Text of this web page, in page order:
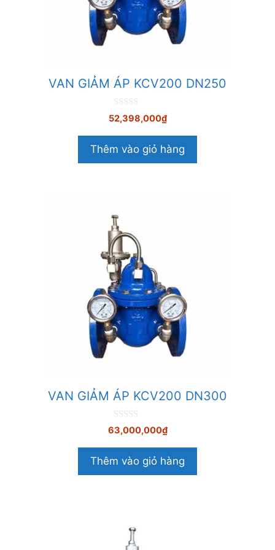
VAN GIẢM ÁP KCV200 DN250
0
n
à
5
52,398,000₫
Thêm vào giỏ hàng
VAN GIẢM ÁP KCV200 DN300
0
n
à
5
63,000,000₫
Thêm vào giỏ hàng